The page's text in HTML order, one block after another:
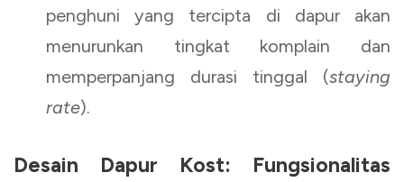
penghuni yang tercipta di dapur akan
menurunkan tingkat komplain dan
memperpanjang durasi tinggal (staying
rate).
Desain Dapur Kost: Fungsionalitas